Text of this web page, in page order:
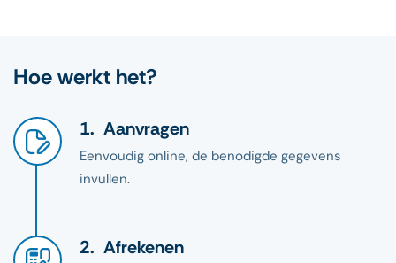
Hoe werkt het?
Aanvragen
Eenvoudig online, de benodigde gegevens
invullen.
Afrekenen